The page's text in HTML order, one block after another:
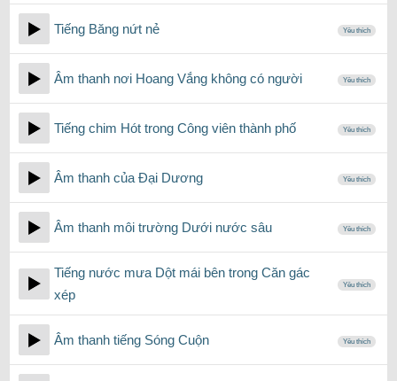
Tiếng Băng nứt nẻ Yêu thích
Âm thanh nơi Hoang Vắng không có người Yêu thích
Tiếng chim Hót trong Công viên thành phố Yêu thích
Âm thanh của Đại Dương Yêu thích
Âm thanh môi trường Dưới nước sâu Yêu thích
Tiếng nước mưa Dột mái bên trong Căn gác
xép
Yêu thích
Âm thanh tiếng Sóng Cuộn Yêu thích